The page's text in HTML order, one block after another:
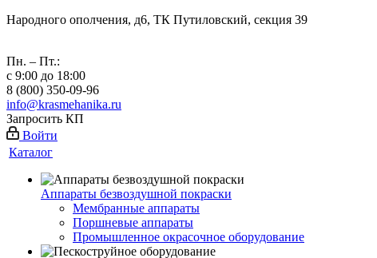
Народного ополчения, д6, ТК Путиловский, секция 39
Пн. – Пт.:
с 9:00 до 18:00
8 (800) 350-09-96
info@krasmehanika.ru
Запросить КП
Войти
Каталог
Аппараты безвоздушной покраски
Мембранные аппараты
Поршневые аппараты
Промышленное окрасочное оборудование